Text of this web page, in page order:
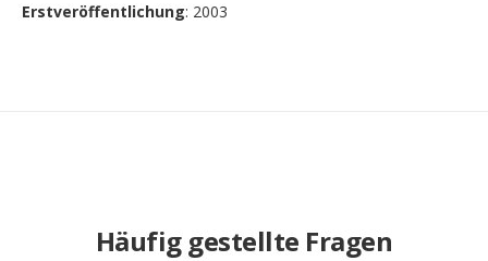
Erstveröffentlichung: 2003
Häufig gestellte Fragen